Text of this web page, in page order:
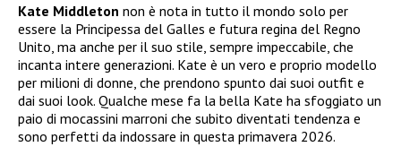
Kate Middleton non è nota in tutto il mondo solo per
essere la Principessa del Galles e futura regina del Regno
Unito, ma anche per il suo stile, sempre impeccabile, che
incanta intere generazioni. Kate è un vero e proprio modello
per milioni di donne, che prendono spunto dai suoi outfit e
dai suoi look. Qualche mese fa la bella Kate ha sfoggiato un
paio di mocassini marroni che subito diventati tendenza e
sono perfetti da indossare in questa primavera 2026.